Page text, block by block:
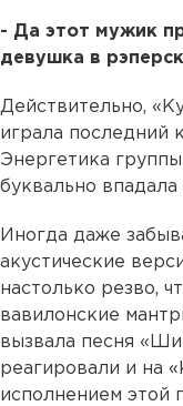
- Да этот мужик
девушка в
Действительно,
играла последний
Энергетика
буквально
Иногда даже
акустические
настолько резво,
вавилонские
вызвала песня
реагировали и на
исполнением этой